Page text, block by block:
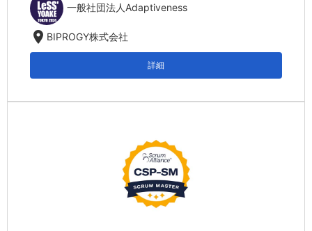
一般社団法人Adaptiveness
location_on BIPROGY株式会社
詳細